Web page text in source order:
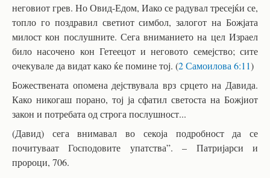
неговиот грев. Но Овид-Едом, Иако се радувал тресејќи се,
топло го поздравил светиот симбол, залогот на Божјата
милост кон послушните. Сега вниманието на цел Израел
било насочено кон Гетеецот и неговото семејство; сите
очекувале да видат како ќе помине тој. (2 Самоилова 6:11)
Божествената опомена дејствувала врз срцето на Давида.
Како никогаш порано, тој ја сфатил светоста на Божјиот
закон и потребата од строга послушност...
(Давид) сега внимавал во секоја подробност да се
почитуваат Господовите упатства”. – Патријарси и
пророци, 706.